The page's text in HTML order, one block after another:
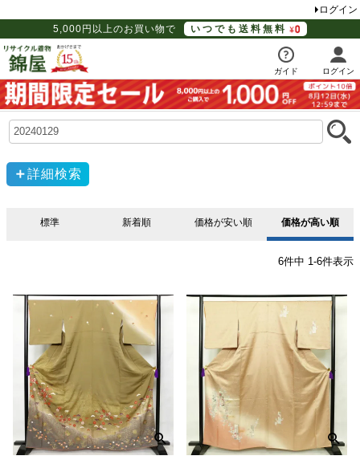
ログイン
5,000円以上のお買い物で
いつでも送料無料
ガイド ログイン
詳細検索
標準 新着順 価格が安い順 価格が高い順
6件中 1 -6件表示